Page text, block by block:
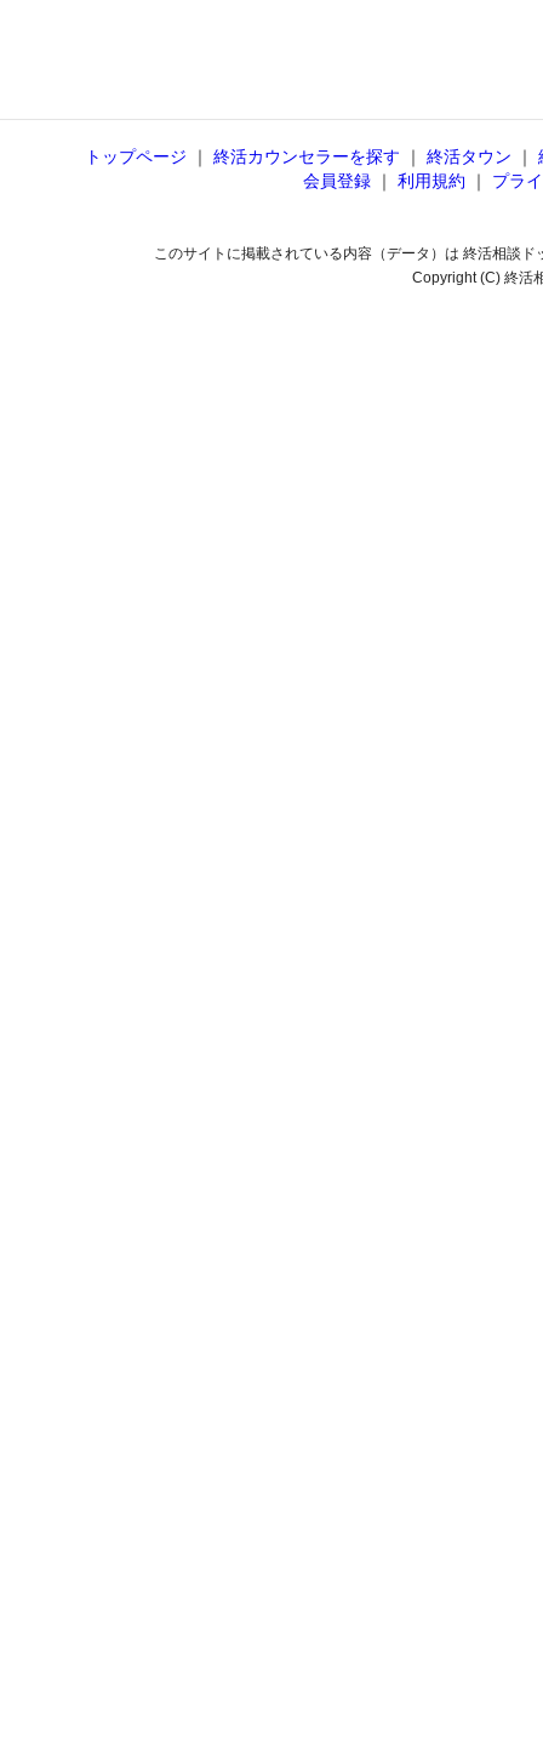
トップページ ｜ 終活カウンセラーを探す ｜ 終活タウン ｜
会員登録 ｜ 利用規約 ｜ プラ
このサイトに掲載されている内容（データ）は 終活相談
Copyright (C) 終活